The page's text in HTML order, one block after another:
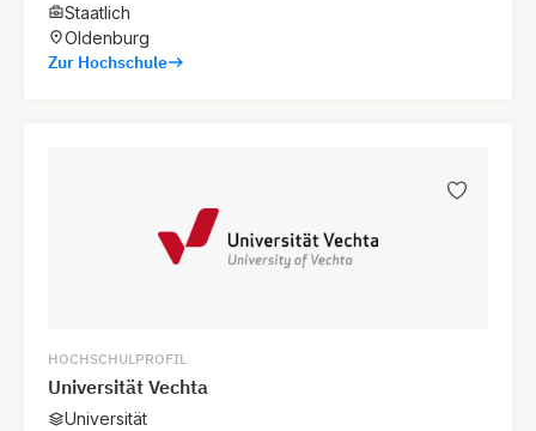
Staatlich
Oldenburg
Zur Hochschule
HOCHSCHULPROFIL
Universität Vechta
Universität